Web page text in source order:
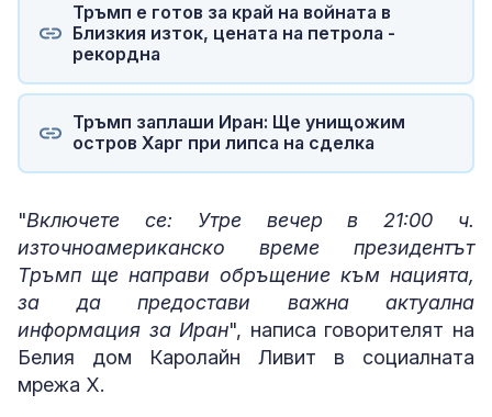
Тръмп е готов за край на войната в
Близкия изток, цената на петрола -
рекордна
Тръмп заплаши Иран: Ще унищожим
остров Харг при липса на сделка
"Включете се: Утре вечер в 21:00 ч.
източноамериканско време президентът
Тръмп ще направи обръщение към нацията,
за да предостави важна актуална
информация за Иран", написа говорителят на
Белия дом Каролайн Ливит в социалната
мрежа X.